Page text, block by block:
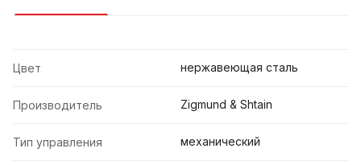
Цвет нержавеющая сталь
Производитель Zigmund & Shtain
Тип управления механический